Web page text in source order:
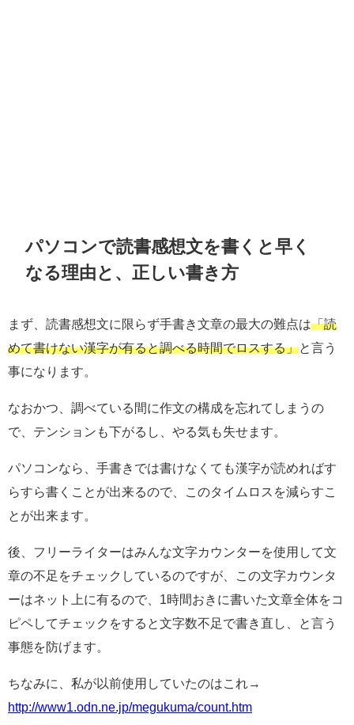
パソコンで読書感想文を書くと早く
なる理由と、正しい書き方
まず、読書感想文に限らず手書き文章の最大の難点は「読
めて書けない漢字が有ると調べる時間でロスする」と言う
事になります。
なおかつ、調べている間に作文の構成を忘れてしまうの
で、テンションも下がるし、やる気も失せます。
パソコンなら、手書きでは書けなくても漢字が読めればす
らすら書くことが出来るので、このタイムロスを減らすこ
とが出来ます。
後、フリーライターはみんな文字カウンターを使用して文
章の不足をチェックしているのですが、この文字カウンタ
ーはネット上に有るので、1時間おきに書いた文章全体をコ
ピペしてチェックをすると文字数不足で書き直し、と言う
事態を防げます。
ちなみに、私が以前使用していたのはこれ→
http://www1.odn.ne.jp/megukuma/count.htm